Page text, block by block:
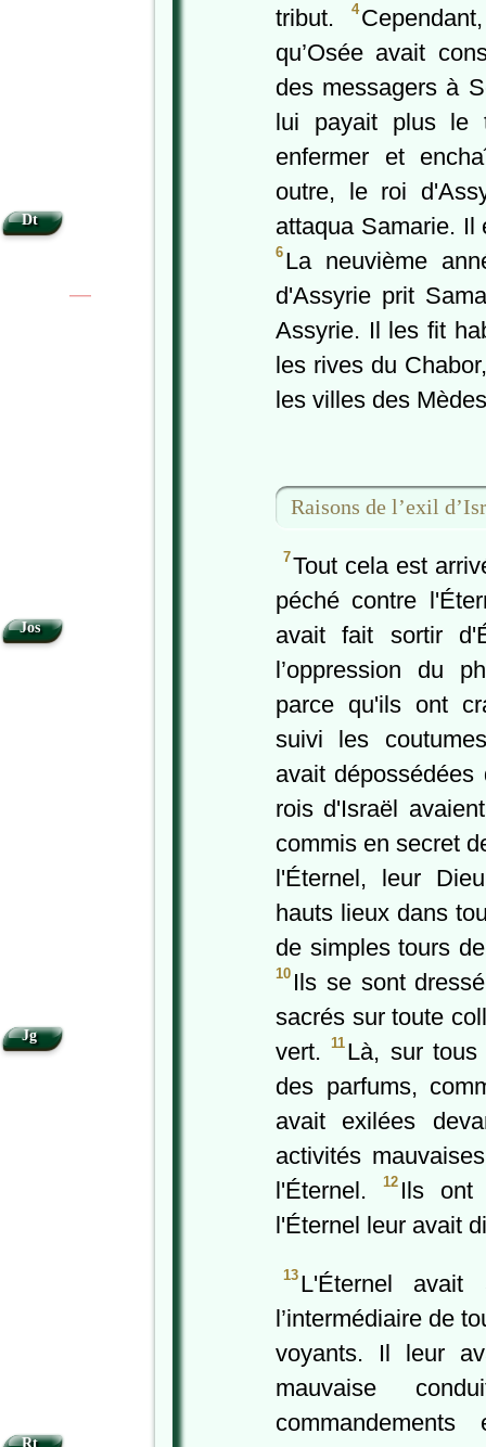
tribut.
4
qu’Osée avait
des messagers à
lui payait plus le
enfermer et
outre, le roi
attaqua Samarie. Il
6 La neuvième
d'Assyrie prit
Assyrie. Il les fit
les rives du
les villes des
Raisons de l’exil
7Tout cela est
péché contre
avait fait sortir
l’oppression du
parce qu'ils ont
suivi les
avait
rois d'Israël
commis en secret
l'Éternel, leur
hauts lieux dans
de simples tours
10 Ils se sont
sacrés sur toute
vert.11 Là, sur
des parfums,
avait exilées
activités
l'Éternel.12 Ils ont
l'Éternel leur avait
13 L'Éternel
l’intermédiaire de
voyants. Il leur
mauvaise
Dt
Jos
Jg
Rt